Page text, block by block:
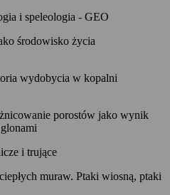
i speleologia - GEO
środowisko życia
wydobycia w kopalni
porostów jako wynik
i trujące
muraw. Ptaki wiosną, ptaki